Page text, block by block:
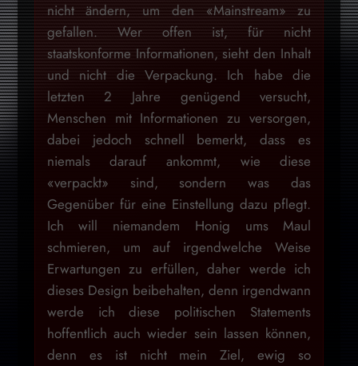
nicht ändern, um den «Mainstream» zu
gefallen. Wer offen ist, für nicht
staatskonforme Informationen, sieht den Inhalt
und nicht die Verpackung. Ich habe die
letzten 2 Jahre genügend versucht,
Menschen mit Informationen zu versorgen,
dabei jedoch schnell bemerkt, dass es
niemals darauf ankommt, wie diese
«verpackt» sind, sondern was das
Gegenüber für eine Einstellung dazu pflegt.
Ich will niemandem Honig ums Maul
schmieren, um auf irgendwelche Weise
Erwartungen zu erfüllen, daher werde ich
dieses Design beibehalten, denn irgendwann
werde ich diese politischen Statements
hoffentlich auch wieder sein lassen können,
denn es ist nicht mein Ziel, ewig so